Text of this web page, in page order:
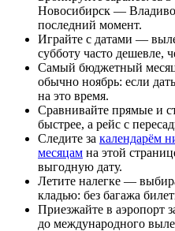
Новосибирск —
последний момент.
Играйте с датами —
субботу часто дешевле,
Самый бюджетный
обычно ноябрь: если
на это время.
Сравнивайте прямые и
быстрее, а рейс с
Следите за календарём
месяцам на этой
выгодную дату.
Летите налегке —
кладью: без багажа
Приезжайте в аэропорт
до международного